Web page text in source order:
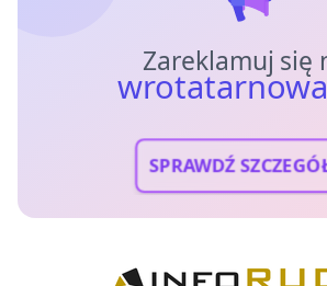
Zareklamuj się
SPRAWDŹ